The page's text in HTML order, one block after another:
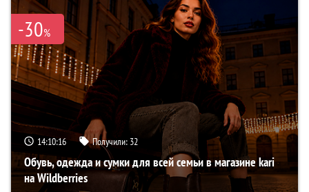
-30%
14:10:16 Получили: 32
Обувь, одежда и сумки для всей семьи в магазине kari
на Wildberries